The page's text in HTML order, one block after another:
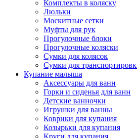
Комплекты в коляску
Люльки
Москитные сетки
Муфты для рук
Прогулочные блоки
Прогулочные коляски
Сумки для колясок
Сумки для
Купание малыша
Аксессуары для ванн
Горки и сиденья для ванн
Детские ванночки
Игрушки для ванны
Коврики для купания
Козырьки для купания
Круги для купания